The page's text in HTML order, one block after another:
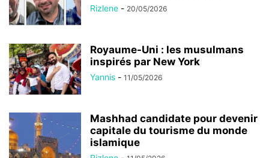
Rizlene - 20/05/2026
Royaume-Uni : les musulmans
inspirés par New York
Yannis - 11/05/2026
Mashhad candidate pour devenir
capitale du tourisme du monde
islamique